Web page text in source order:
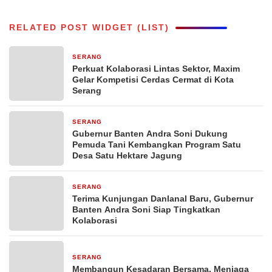
RELATED POST WIDGET (LIST)
SERANG
Perkuat Kolaborasi Lintas Sektor, Maxim
Gelar Kompetisi Cerdas Cermat di Kota
Serang
SERANG
Gubernur Banten Andra Soni Dukung
Pemuda Tani Kembangkan Program Satu
Desa Satu Hektare Jagung
SERANG
Terima Kunjungan Danlanal Baru, Gubernur
Banten Andra Soni Siap Tingkatkan
Kolaborasi
SERANG
Membangun Kesadaran Bersama, Menjaga